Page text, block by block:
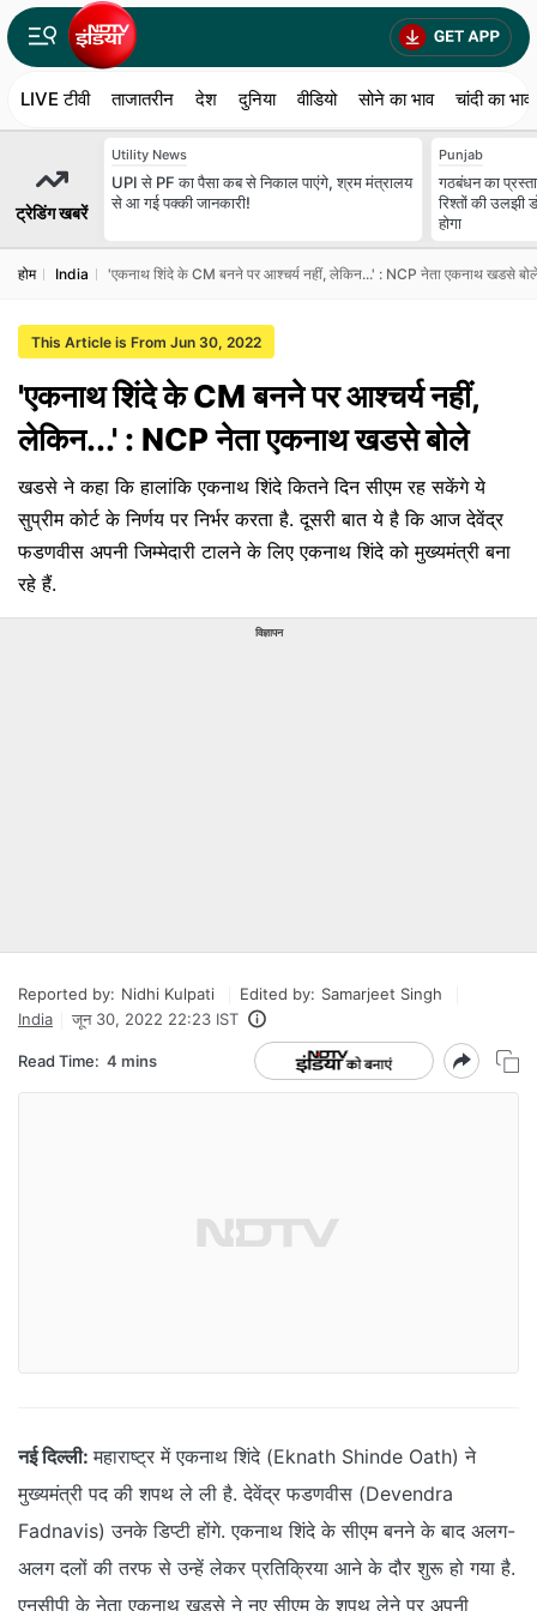
LIVE टीवी ताजातरीन देश दुनिया वीडियो सोने का भाव चांदी का भाव
ट्रेडिंग खबरें
Utility News
UPI से PF का पैसा कब से निकाल पाएंगे, श्रम मंत्रालय
से आ गई पक्‍की जानकारी!
Punjab
गठबंधन का
रिश्तों की उलझी
होगा
होम India 'एकनाथ शिंदे के CM बनने पर आश्चर्य नहीं, लेकिन...' : NCP नेता एकनाथ खडसे
This Article is From Jun 30, 2022
'एकनाथ शिंदे के CM बनने पर आश्चर्य नहीं,
लेकिन...' : NCP नेता एकनाथ खडसे बोले
खडसे ने कहा कि हालांकि एकनाथ शिंदे कितने दिन सीएम रह सकेंगे ये
सुप्रीम कोर्ट के निर्णय पर निर्भर करता है. दूसरी बात ये है कि आज देवेंद्र
फडणवीस अपनी जिम्मेदारी टालने के लिए एकनाथ शिंदे को मुख्यमंत्री बना
रहे हैं.
विज्ञापन
Reported by: Nidhi Kulpati Edited by: Samarjeet Singh
India
जून 30, 2022 22:23 IST
Read Time: 4 mins
नई दिल्ली: महाराष्ट्र में एकनाथ शिंदे (Eknath Shinde Oath) ने
मुख्यमंत्री पद की शपथ ले ली है. देवेंद्र फडणवीस (Devendra
Fadnavis) उनके डिप्टी होंगे. एकनाथ शिंदे के सीएम बनने के बाद अलग-
अलग दलों की तरफ से उन्हें लेकर प्रतिक्रिया आने के दौर शुरू हो गया है.
एनसीपी के नेता एकनाथ खडसे ने नए सीएम के शपथ लेने पर अपनी